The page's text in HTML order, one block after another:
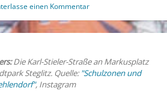
einen Kommentar
Die Karl-Stieler-Straße an Markusplatz
Steglitz. Quelle: "Schulzonen und
, Instagram